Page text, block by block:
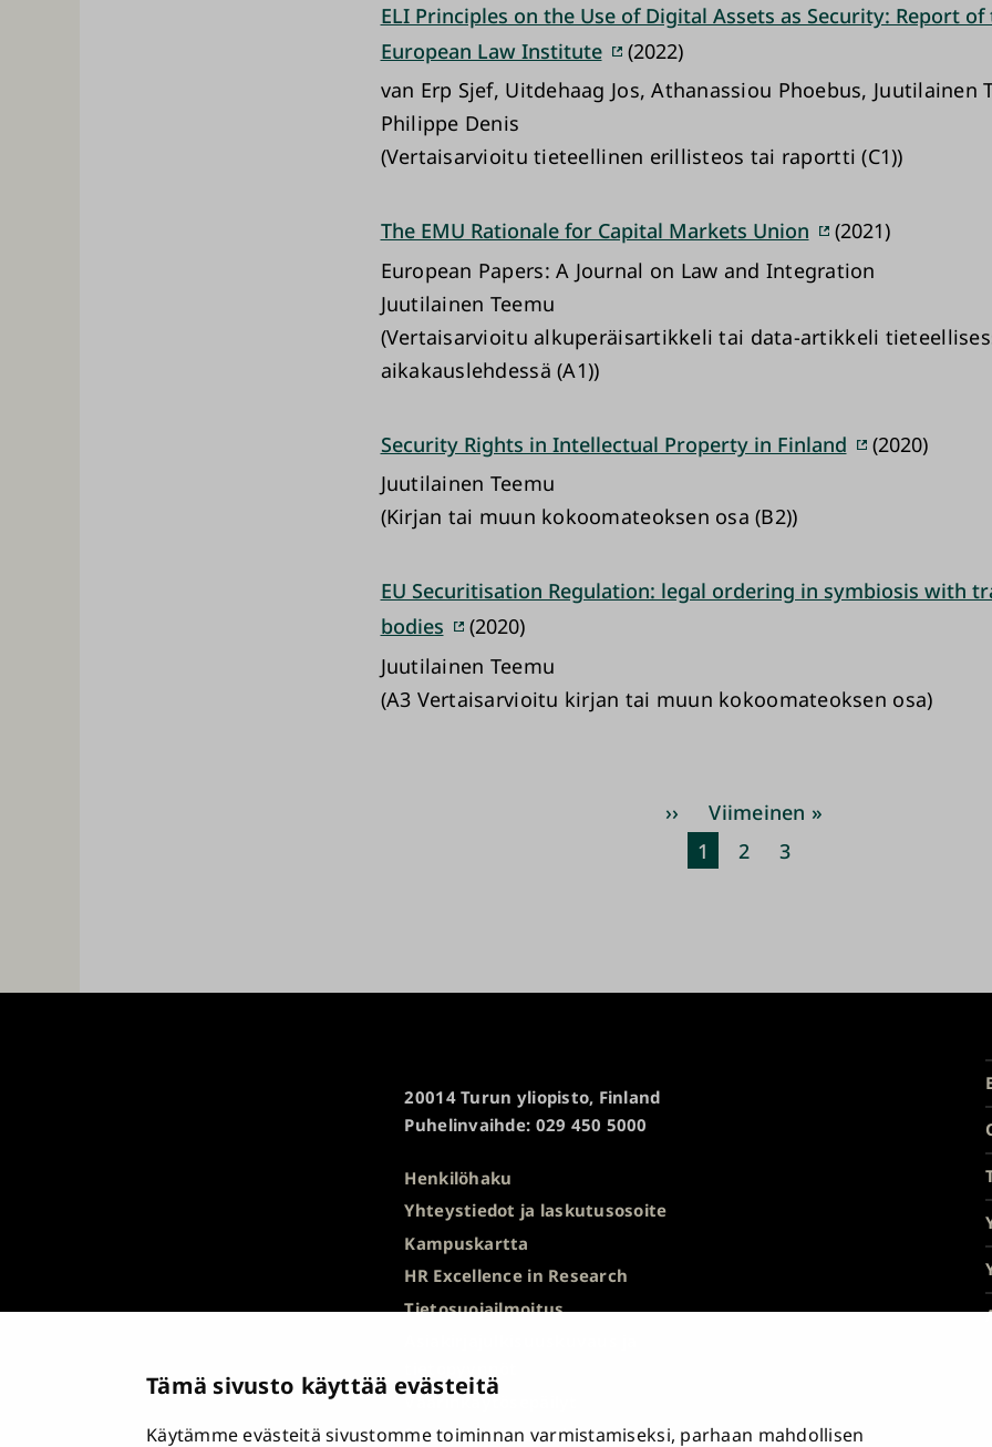
Tämä sivusto käyttää evästeitä
Käytämme evästeitä sivustomme toiminnan varmistamiseksi, parhaan mahdollisen
ELI Principles on the Use of Digital Assets as Security: Report of
European Law Institute
(2022)
van Erp Sjef, Uitdehaag Jos, Athanassiou Phoebus, Juutilainen
Philippe Denis
(Vertaisarvioitu tieteellinen erillisteos tai raportti (C1))
The EMU Rationale for Capital Markets Union
(2021)
European Papers: A Journal on Law and Integration
Juutilainen Teemu
(Vertaisarvioitu alkuperäisartikkeli tai data-artikkeli
aikakauslehdessä (A1))
Security Rights in Intellectual Property in Finland
(2020)
Juutilainen Teemu
(Kirjan tai muun kokoomateoksen osa (B2))
EU Securitisation Regulation: legal ordering in symbiosis with
bodies
(2020)
Juutilainen Teemu
(A3 Vertaisarvioitu kirjan tai muun kokoomateoksen osa)
Sivutus
Seuraava
sivu
››
Viimeinen
sivu
Viimeinen »
Nykyinen
1 Sivu
2 Sivu
3
20014 Turun yliopisto, Finland
Puhelinvaihde: 029 450 5000
Henkilöhaku
Yhteystiedot ja laskutusosoite
Kampuskartta
HR Excellence in Research
Tietosuojailmoitus
Väärinkäytösepäilyt
Saavutettavuusseloste